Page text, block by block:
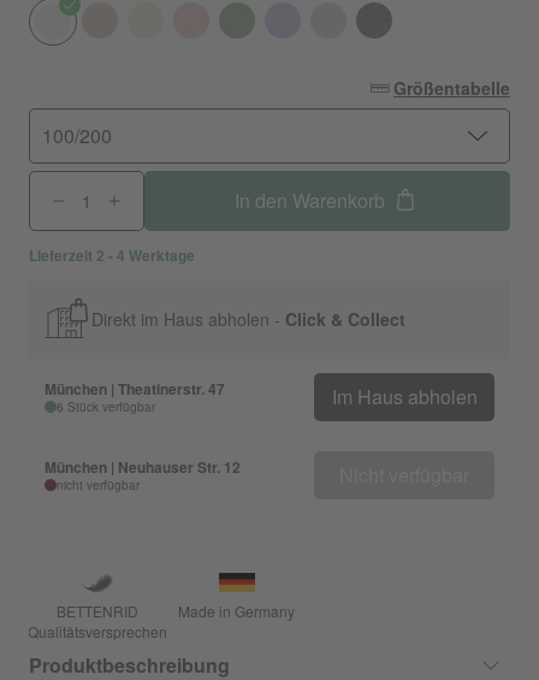
Größentabelle
100/200
In den Warenkorb
Lieferzeit 2 - 4 Werktage
Direkt im Haus abholen - Click & Collect
München | Theatinerstr. 47
6 Stück verfügbar Im Haus abholen
München | Neuhauser Str. 12
nicht verfügbar
BETTENRID
Qualitätsversprechen
Made in Germany
Produktbeschreibung